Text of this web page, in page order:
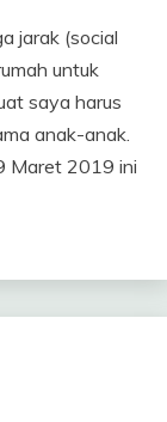
jarak (social
untuk
saya harus
anak-anak.
Maret 2019 ini